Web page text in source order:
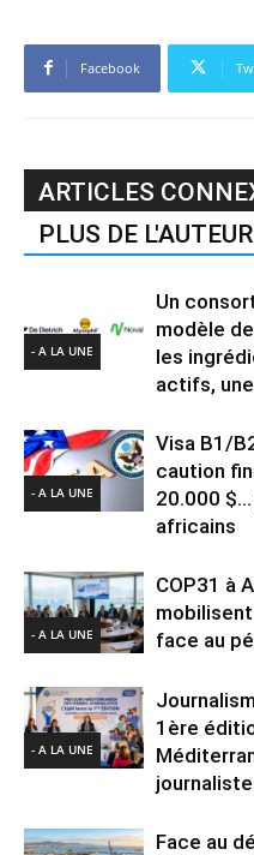
Facebook
ARTICLES
PLUS DE L'AUTEUR
- A LA UNE
Un
modèle
les
actifs,
- A LA UNE
Visa B1/
caution
20.000
africains
- A LA UNE
COP31 à
face au
- A LA UNE
1ère
Face au